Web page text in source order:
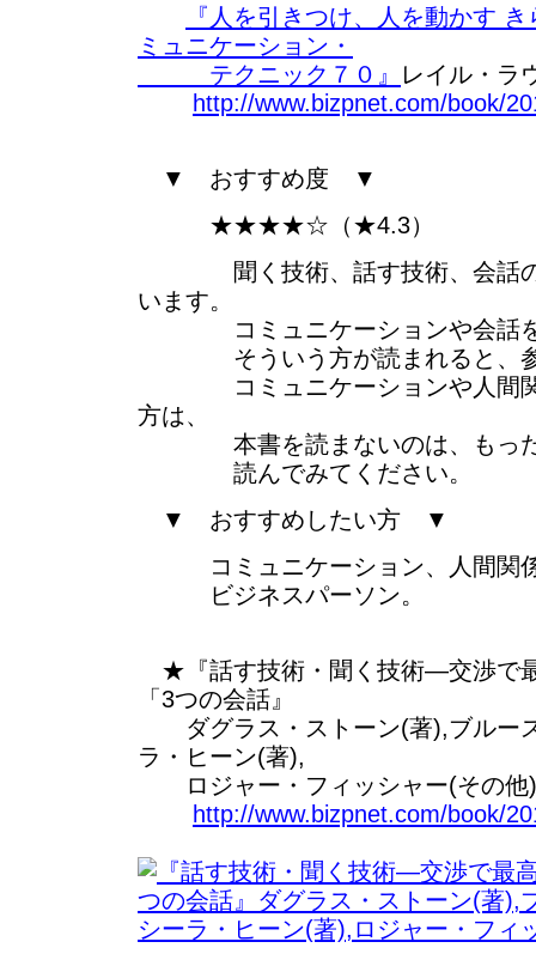
『人を引きつけ、人を動かす
ミュニケーション・
テクニック７０』
レイル・ラ
http://www.bizpnet.com/book/
▼ おすすめ度 ▼
★★★★☆（★4.3）
聞く技術、話す技術、会話の
います。
コミュニケーションや会話を
そういう方が読まれると、参
コミュニケーションや人間関
方は、
本書を読まないのは、もった
読んでみてください。
▼ おすすめしたい方 ▼
コミュニケーション、人間関係
ビジネスパーソン。
★『話す技術・聞く技術―交渉で
「3つの会話』
ダグラス・ストーン(著),ブルー
ラ・ヒーン(著),
ロジャー・フィッシャー(その他)
http://www.bizpnet.com/book/